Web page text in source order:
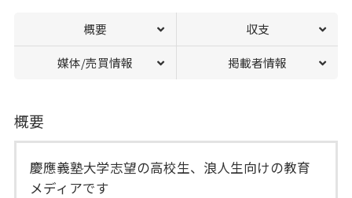
概要 収支
媒体/売買情報 掲載者情報
概要
慶應義塾大学志望の高校生、浪人生向けの教育
メディアです